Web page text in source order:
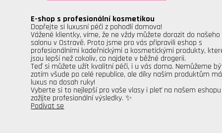
E-shop s profesionální kosmetikou
Dopřejte si luxusní péči z pohodlí domova!
Vážené klientky, víme, že ne vždy můžete dorazit do našeho
salonu v Ostravě. Proto jsme pro vás připravili eshop s
profesionálními kadeřnickými a kosmetickými produkty,
jsou lepší než cokoliv, co najdete v běžné drogerii.
Teď si můžete užít kvalitní péči, i u vás doma. Nemůžeme
zatím všude po celé republice, ale díky našim produktům
luxus na dosah ruky!
Vyberte si to nejlepší pro vaše vlasy i pleť na našem
zažijte profesionální výsledky. ✨
Podívat se